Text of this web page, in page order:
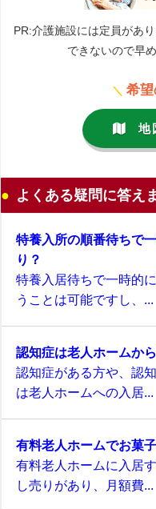
PR:介護施設には定員があ
できないので早
＼ 希望
地
よくある疑問に答え
特養入所の順番待ちで
り？
特養入居待ちで一時的
うことは可能ですし、...
認知症は老人ホームか
認知症がある方や、認
は老人ホームへの入居...
有料老人ホームでお菓
有料老人ホームに入居
し売りがあり、月額費...